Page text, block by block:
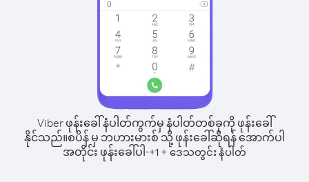
Viber ဖုန်းခေါ်နံပါတ်ကွက်မှ နံပါတ်တစ်ခုကို ဖုန်းခေါ်
နိုင်သည်။စပိန် မှ ဘဟားမားစ် သို့ ဖုန်းခေါ်ဆိုရန် အောက်ပါ
အတိုင်း ဖုန်းခေါ်ပါ-+1 + ဒေသတွင်း နံပါတ်